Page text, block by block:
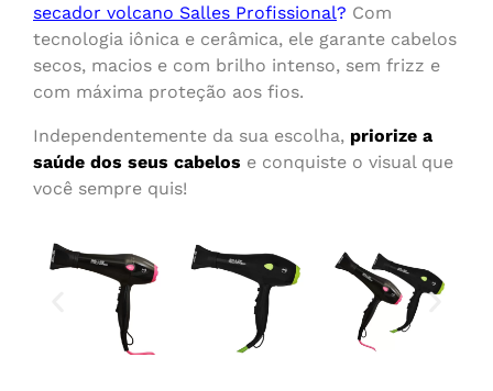
secador volcano Salles Profissional? Com
tecnologia iônica e cerâmica, ele garante cabelos
secos, macios e com brilho intenso, sem frizz e
com máxima proteção aos fios.
Independentemente da sua escolha, priorize a
saúde dos seus cabelos e conquiste o visual que
você sempre quis!